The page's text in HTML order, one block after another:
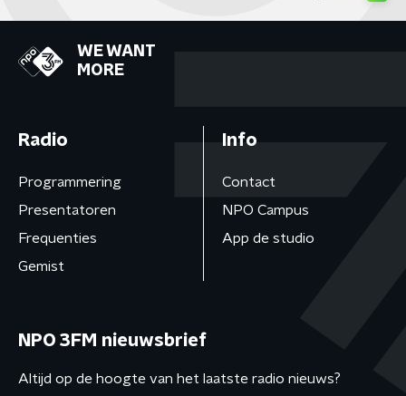
WE WANT
MORE
Radio
Programmering
Presentatoren
Frequenties
Gemist
Info
Contact
NPO Campus
App de studio
NPO 3FM nieuwsbrief
Altijd op de hoogte van het laatste radio nieuws?